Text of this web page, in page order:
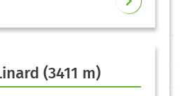
(3411 m)